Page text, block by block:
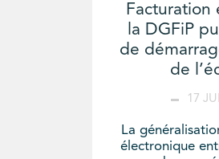
Facturation
la DGFiP
de
de
17
La
électronique